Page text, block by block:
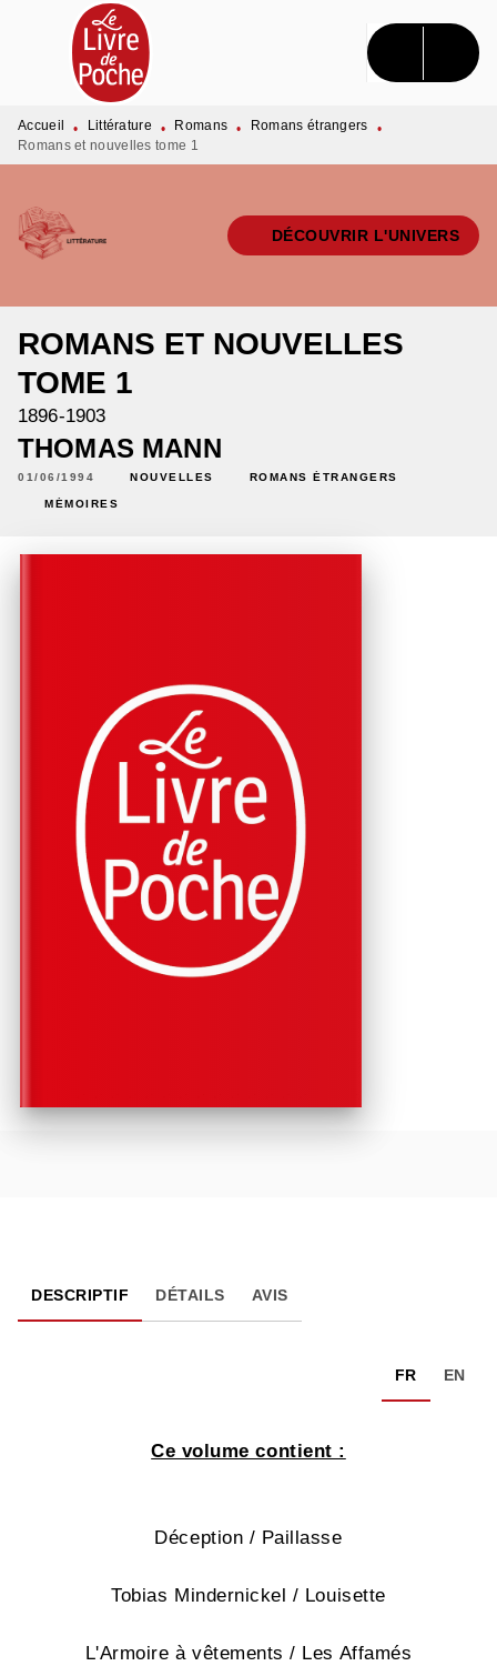
MENU RECHERCHE CONTENU
PIED DE PAGE
Accueil • Littérature • Romans • Romans étrangers
•
Romans et nouvelles tome 1
DÉCOUVRIR L'UNIVERS
ROMANS ET NOUVELLES
TOME 1
1896-1903
THOMAS MANN
01/06/1994 NOUVELLES ROMANS ÉTRANGERS
MÉMOIRES
DESCRIPTIF DÉTAILS AVIS
FR EN
Ce volume contient :
Déception / Paillasse
Tobias Mindernickel / Louisette
L'Armoire à vêtements / Les Affamés